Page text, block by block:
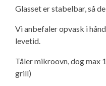
Cookie &
Glasset er stabelbar, så
Vi anbefaler opvask i
levetid.
Tåler mikroovn, dog max
grill)